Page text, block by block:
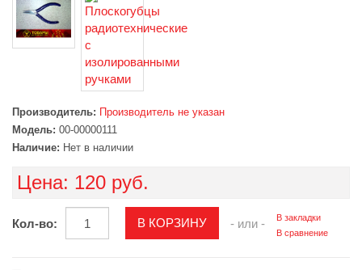
Производитель: Производитель не указан
Модель: 00-00000111
Наличие: Нет в наличии
Цена: 120 руб.
Кол-во: - или -
В закладки
В сравнение